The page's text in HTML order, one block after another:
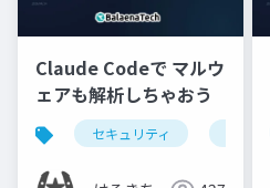
Claude Codeで マルウ
ェアも解析しちゃおう
セキュリティ